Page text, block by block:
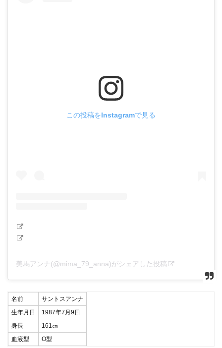
この投稿をInstagramで見る
美馬アンナ(@mima_79_anna)がシェアした投稿
名前
サントスアンナ
生年月日
1987年7月9日
身長
161㎝
血液型
O型